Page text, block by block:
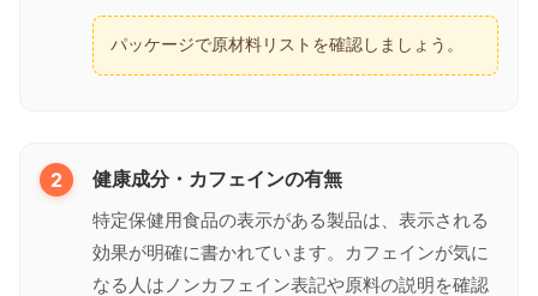
パッケージで原材料リストを確認しましょう。
2 健康成分・カフェインの有無
特定保健用食品の表示がある製品は、表示される
効果が明確に書かれています。カフェインが気に
なる人はノンカフェイン表記や原料の説明を確認